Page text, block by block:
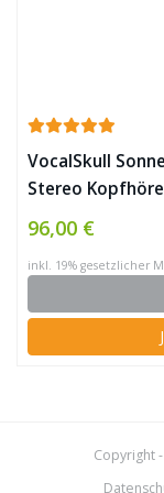
VocalSkull
Stereo
96,00 €
inkl. 19% gesetzlicher
Copyright